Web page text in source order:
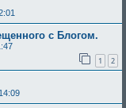
с Блогом.
1 2